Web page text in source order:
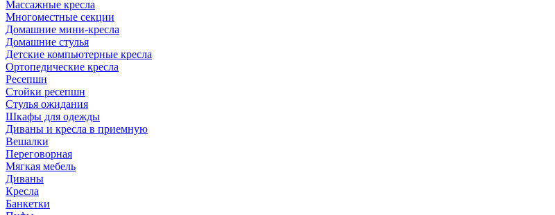
Массажные кресла
Многоместные секции
Домашние мини-кресла
Домашние стулья
Детские компьютерные кресла
Ортопедические кресла
Ресепшн
Стойки ресепшн
Стулья ожидания
Шкафы для одежды
Диваны и кресла в приемную
Вешалки
Переговорная
Мягкая мебель
Диваны
Кресла
Банкетки